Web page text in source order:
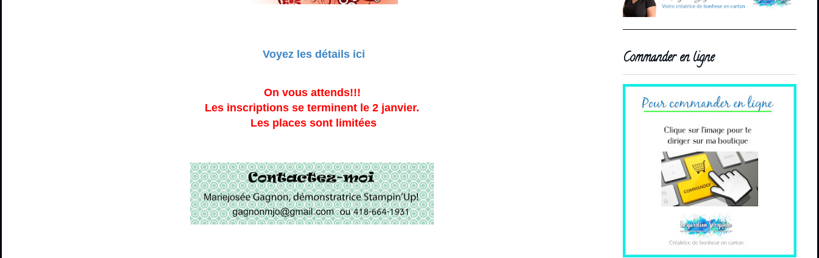
Voyez les détails ici
On vous attends!!!
Les inscriptions se terminent le 2 janvier.
Les places sont limitées
Commander en ligne